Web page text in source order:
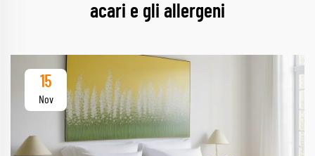
acari e gli allergeni
15
Nov